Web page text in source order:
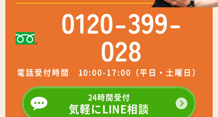
0120-399-
028
電話受付時間 10:00-17:00（平日・土曜日）
24時間受付
気軽にLINE相談